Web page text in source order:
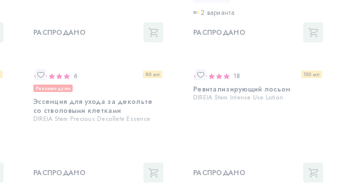
РАСПРОДАНО
2 варианта
РАСПРОДАНО
80 мл
6
Рекомендуем
Эссенция для ухода за декольте
со стволовыми клетками
DIREIA Stem Precious Decollete Essence
РАСПРОДАНО
150 мл
18
Ревитализирующий лосьон
DIREIA Stem Intense Use Lotion
РАСПРОДАНО